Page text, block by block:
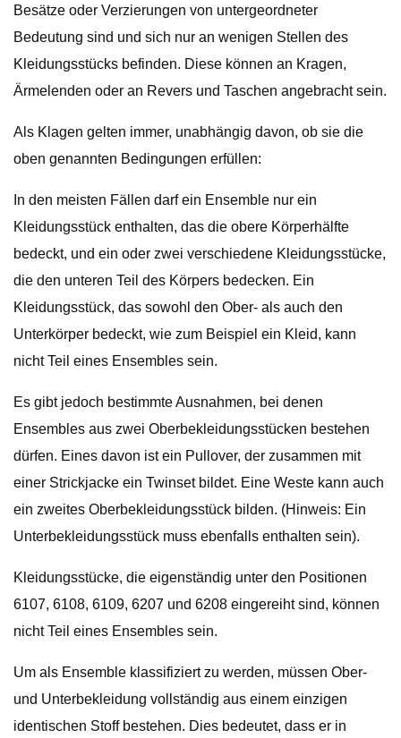
Besätze oder Verzierungen von untergeordneter
Bedeutung sind und sich nur an wenigen Stellen des
Kleidungsstücks befinden. Diese können an Kragen,
Ärmelenden oder an Revers und Taschen angebracht sein.
Als Klagen gelten immer, unabhängig davon, ob sie die
oben genannten Bedingungen erfüllen:
In den meisten Fällen darf ein Ensemble nur ein
Kleidungsstück enthalten, das die obere Körperhälfte
bedeckt, und ein oder zwei verschiedene Kleidungsstücke,
die den unteren Teil des Körpers bedecken. Ein
Kleidungsstück, das sowohl den Ober- als auch den
Unterkörper bedeckt, wie zum Beispiel ein Kleid, kann
nicht Teil eines Ensembles sein.
Es gibt jedoch bestimmte Ausnahmen, bei denen
Ensembles aus zwei Oberbekleidungsstücken bestehen
dürfen. Eines davon ist ein Pullover, der zusammen mit
einer Strickjacke ein Twinset bildet. Eine Weste kann auch
ein zweites Oberbekleidungsstück bilden. (Hinweis: Ein
Unterbekleidungsstück muss ebenfalls enthalten sein).
Kleidungsstücke, die eigenständig unter den Positionen
6107, 6108, 6109, 6207 und 6208 eingereiht sind, können
nicht Teil eines Ensembles sein.
Um als Ensemble klassifiziert zu werden, müssen Ober-
und Unterbekleidung vollständig aus einem einzigen
identischen Stoff bestehen. Dies bedeutet, dass er in